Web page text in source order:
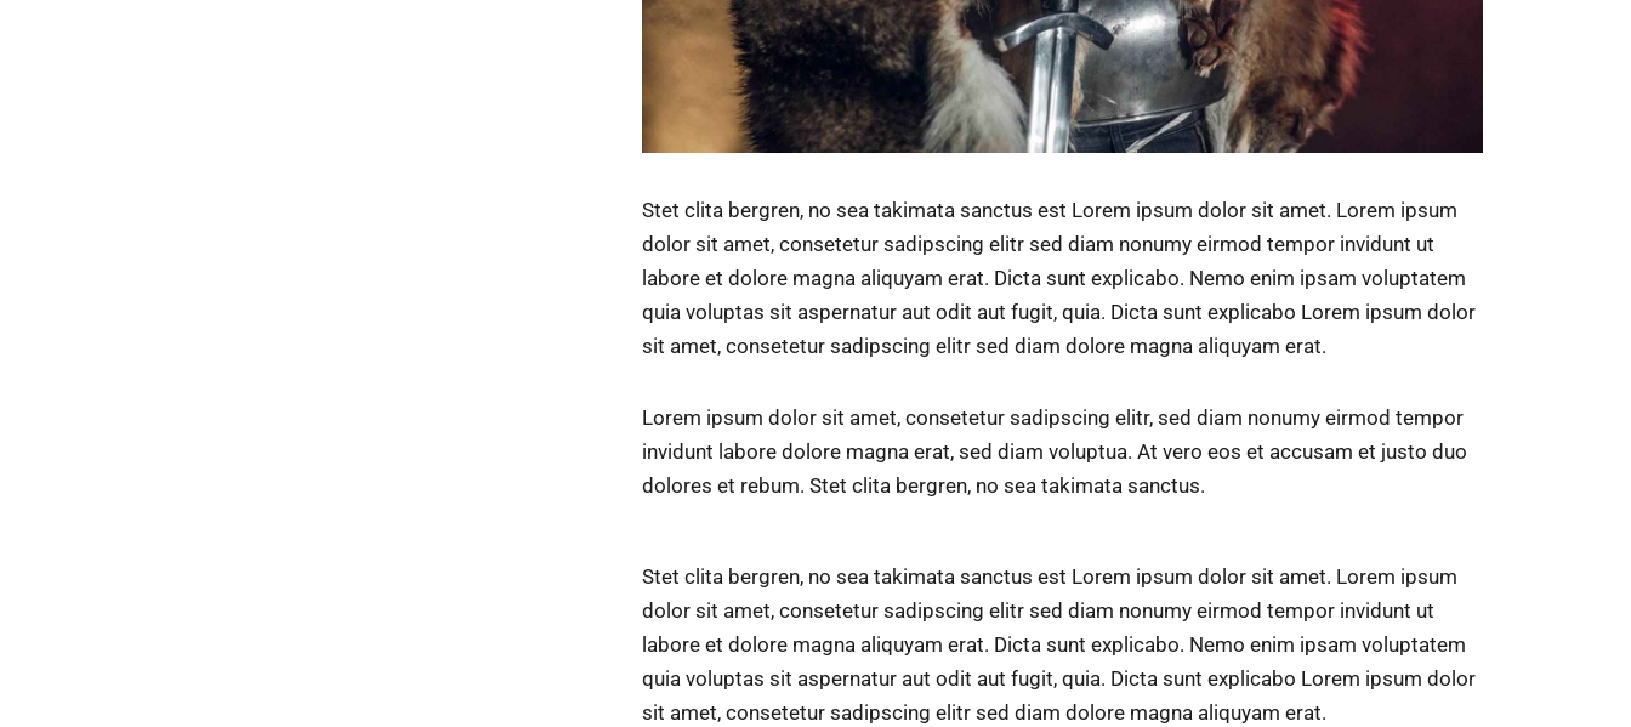
Stet clita bergren, no sea takimata sanctus est Lorem ipsum dolor sit amet. Lorem ipsum
dolor sit amet, consetetur sadipscing elitr sed diam nonumy eirmod tempor invidunt ut
labore et dolore magna aliquyam erat. Dicta sunt explicabo. Nemo enim ipsam voluptatem
quia voluptas sit aspernatur aut odit aut fugit, quia. Dicta sunt explicabo Lorem ipsum dolor
sit amet, consetetur sadipscing elitr sed diam dolore magna aliquyam erat.
Lorem ipsum dolor sit amet, consetetur sadipscing elitr, sed diam nonumy eirmod tempor
invidunt labore dolore magna erat, sed diam voluptua. At vero eos et accusam et justo duo
dolores et rebum. Stet clita bergren, no sea takimata sanctus.
Stet clita bergren, no sea takimata sanctus est Lorem ipsum dolor sit amet. Lorem ipsum
dolor sit amet, consetetur sadipscing elitr sed diam nonumy eirmod tempor invidunt ut
labore et dolore magna aliquyam erat. Dicta sunt explicabo. Nemo enim ipsam voluptatem
quia voluptas sit aspernatur aut odit aut fugit, quia. Dicta sunt explicabo Lorem ipsum dolor
sit amet, consetetur sadipscing elitr sed diam dolore magna aliquyam erat.